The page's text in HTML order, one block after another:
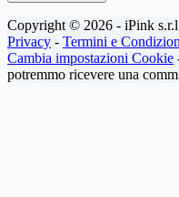
Copyright © 2026 - iPink
Privacy - Termini e
Cambia impostazioni Cookie
potremmo ricevere una